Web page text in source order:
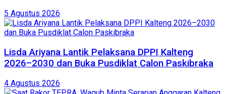
5 Agustus 2026
Lisda Ariyana Lantik Pelaksana DPPI Kalteng
2026–2030 dan Buka Pusdiklat Calon Paskibraka
4 Agustus 2026